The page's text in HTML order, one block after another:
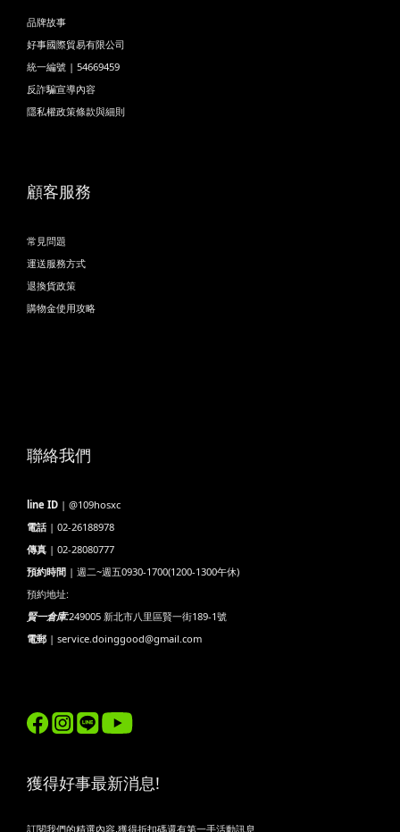
品牌故事
好事國際貿易有限公司
統一編號 | 54669459
反詐騙宣導內容
隱私權政策條款與細則
顧客服務
常見問題
運送服務方式
退換貨政策
購物金使用攻略
聯絡我們
line ID | @109hosxc
電話 | 02-26188978
傳真 | 02-28080777
預約時間 | 週二~週五0930-1700(1200-1300午休)
預約地址:
賢一倉庫:249005 新北市八里區賢一街189-1號
電郵 | service.doinggood@gmail.com
獲得好事最新消息!
訂閱我們的精選內容,獲得折扣碼還有第一手活動訊息